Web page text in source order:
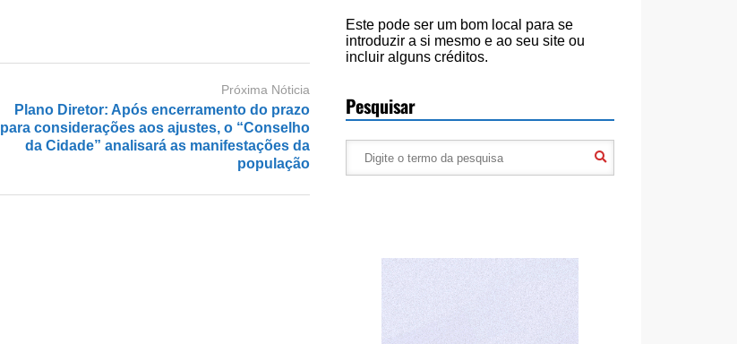
Próxima Nóticia
Plano Diretor: Após encerramento do prazo
para considerações aos ajustes, o “Conselho
da Cidade” analisará as manifestações da
população
Este pode ser um bom local para se
introduzir a si mesmo e ao seu site ou
incluir alguns créditos.
Pesquisar